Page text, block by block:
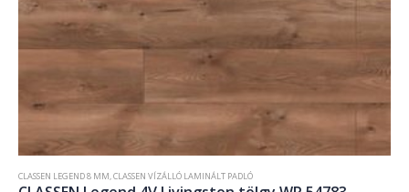
CLASSEN LEGEND 8 MM CLASSEN VÍZÁLLÓ LAMINÁLT PADLÓ